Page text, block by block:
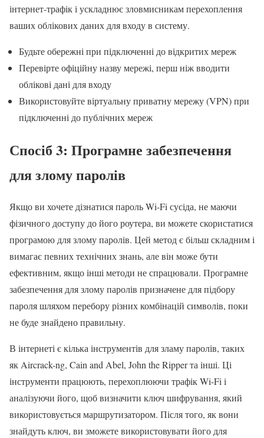
інтернет-трафік і ускладнює зловмисникам перехоплення
ваших облікових даних для входу в систему.
Будьте обережні при підключенні до відкритих мереж
Перевірте офіційну назву мережі, перш ніж вводити
облікові дані для входу
Використовуйте віртуальну приватну мережу (VPN) при
підключенні до публічних мереж
Спосіб 3: Програмне забезпечення
для злому паролів
Якщо ви хочете дізнатися пароль Wi-Fi сусіда, не маючи
фізичного доступу до його роутера, ви можете скористатися
програмою для злому паролів. Цей метод є більш складним і
вимагає певних технічних знань, але він може бути
ефективним, якщо інші методи не спрацювали. Програмне
забезпечення для злому паролів призначене для підбору
пароля шляхом перебору різних комбінацій символів, поки
не буде знайдено правильну.
В інтернеті є кілька інструментів для зламу паролів, таких
як Aircrack-ng, Cain and Abel, John the Ripper та інші. Ці
інструменти працюють, перехоплюючи трафік Wi-Fi і
аналізуючи його, щоб визначити ключ шифрування, який
використовується маршрутизатором. Після того, як вони
знайдуть ключ, ви зможете використовувати його для